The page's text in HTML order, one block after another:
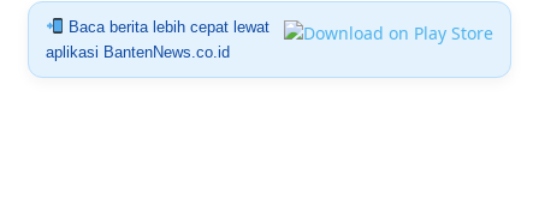
Baca berita lebih cepat lewat
aplikasi BantenNews.co.id